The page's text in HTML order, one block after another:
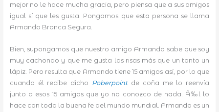
mejor no le hace mucha gracia, pero piensa que a sus amigos
igual sí que les gusta. Pongamos que esta persona se llama
Armando Bronca Segura.
Bien, supongamos que nuestro amigo Armando sabe que soy
muy cachondo y que me gusta las risas más que un tonto un
lápiz. Pero resulta que Armando tiene 15 amigos así, por lo que
cuando él recibe dicho Poberpointde coña me lo reenvía
junto a esos 15 amigos que yo no conozco de nada. Ã‰l lo
hace con toda la buena fe del mundo mundial. Armando es un